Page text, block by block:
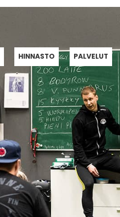
HINNASTO PALVELUT